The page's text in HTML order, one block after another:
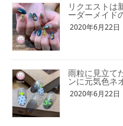
リクエストは
ーダーメイド
2020年6月22日
雨粒に見立て
ンに元気色ネ
2020年6月22日